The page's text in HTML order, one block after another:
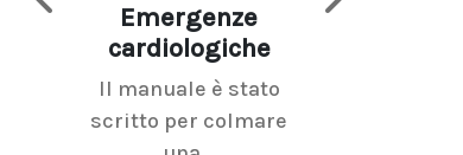
Emergenze
cardiologiche
Il manuale è stato
scritto per colmare